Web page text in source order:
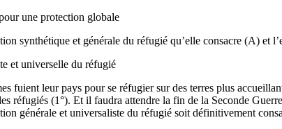
une protection globale
synthétique et générale du réfugié qu’elle consacre (A) et
et universelle du réfugié
fuient leur pays pour se réfugier sur des terres plus
réfugiés (1°). Et il faudra attendre la fin de la Seconde
générale et universaliste du réfugié soit définitivement